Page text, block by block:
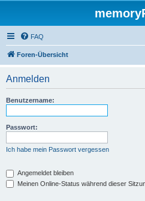
FAQ
Foren-Übersicht
Anmelden
Benutzername:
Passwort:
Ich habe mein Passwort vergessen
Angemeldet bleiben
Meinen Online-Status während dieser